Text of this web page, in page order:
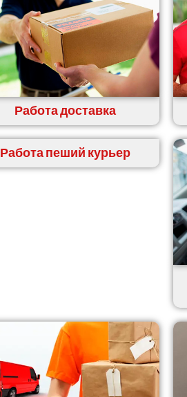
Работа доставка
Работа пеший курьер